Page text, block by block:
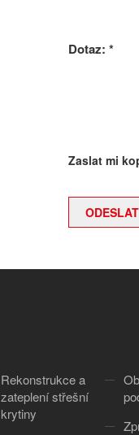
Dotaz: *
Zaslat mi
Rekonstrukce a
zateplení střešní
krytiny